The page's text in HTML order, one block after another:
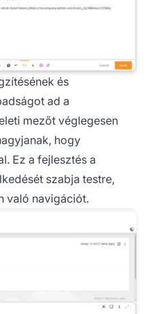
és
ad a
mezőt véglegesen
hogy
Ez a fejlesztés a
szabja testre,
való navigációt.